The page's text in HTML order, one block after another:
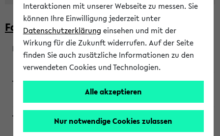
Faculty of Biology
200923
Wendisch, Peters-Wendisch, Stegelmann
Projektmodul "Bakterielle Biotechnologie"
Interaktionen mit unserer Webseite zu messen. Sie
können Ihre Einwilligung jederzeit unter
Datenschutzerklärung einsehen und mit der
Wirkung für die Zukunft widerrufen. Auf der Seite
finden Sie auch zusätzliche Informationen zu den
verwendeten Cookies und Technologien.
Alle akzeptieren
Nur notwendige Cookies zulassen